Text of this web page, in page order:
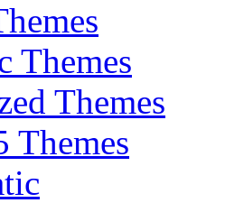
Themes
Themes
Themes